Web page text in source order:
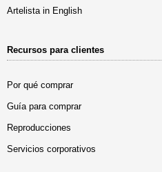
Artelista in English
Recursos para clientes
Por qué comprar
Guía para comprar
Reproducciones
Servicios corporativos